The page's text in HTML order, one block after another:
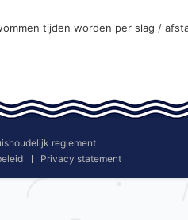
tijden worden per slag /
reglement
Privacy statement